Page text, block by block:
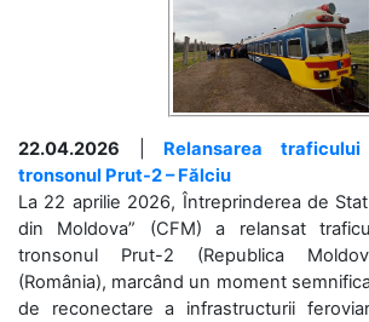
22.04.2026
Relansarea
tronsonul Prut-2 – Fălciu
La 22 aprilie 2026, Întreprinderea de Stat
din Moldova” (CFM) a relansat
tronsonul Prut-2 (Republica
(România), marcând un moment
de reconectare a infrastructurii